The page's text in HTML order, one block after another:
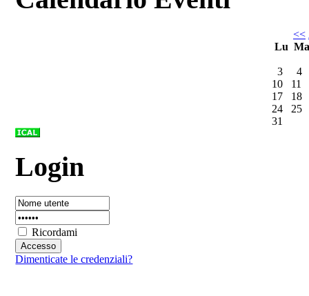
<<
Lu
3
4
10
11
17
18
24
25
31
Login
Ricordami
Dimenticate le credenziali?